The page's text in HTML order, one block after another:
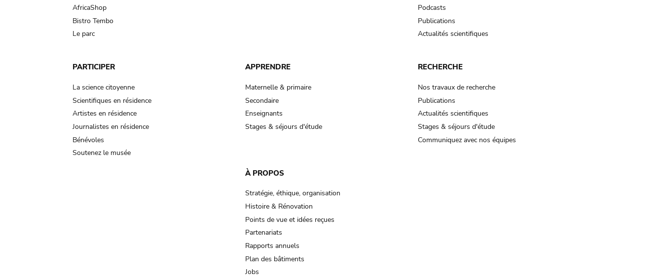
AfricaShop
Bistro Tembo
Le parc
Podcasts
Publications
Actualités scientifiques
PARTICIPER
La science citoyenne
Scientifiques en résidence
Artistes en résidence
Journalistes en résidence
Bénévoles
Soutenez le musée
APPRENDRE
Maternelle & primaire
Secondaire
Enseignants
Stages & séjours d'étude
RECHERCHE
Nos travaux de recherche
Publications
Actualités scientifiques
Stages & séjours d'étude
Communiquez avec nos équipes
À PROPOS
Stratégie, éthique, organisation
Histoire & Rénovation
Points de vue et idées reçues
Partenariats
Rapports annuels
Plan des bâtiments
Jobs